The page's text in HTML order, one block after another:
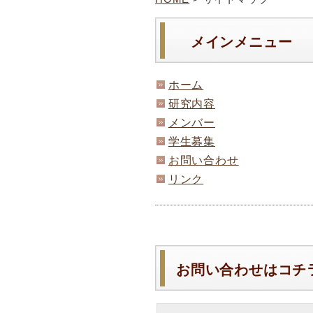
メインメニュー
ホーム
研究内容
メンバー
学生募集
お問い合わせ
リンク
お問い合わせはコチ